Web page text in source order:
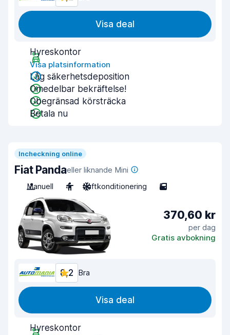
Visa deal
Hyreskontor
Visa platsinformation
Låg säkerhetsdeposition
Omedelbar bekräftelse!
Obegränsad körsträcka
Betala nu
Incheckning online
Fiat Pandaeller liknande Mini
Manuell
4 Luftkonditionering 5
370,60 kr
per dag
Gratis avbokning
8,2 Bra
Visa deal
Hyreskontor